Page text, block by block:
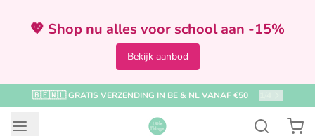
💖 Shop nu alles voor school aan -15%
Bekijk aanbod
VOOR 12:00 BESTELD = ZELFDE DAG VERZONDEN